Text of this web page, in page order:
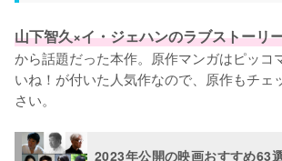
山下智久×イ・ジェハンのラブストーリ
から話題だった本作。原作マンガはピッコ
いね！が付いた人気作なので、原作もチェ
さい。
2023年公開の映画おすすめ63